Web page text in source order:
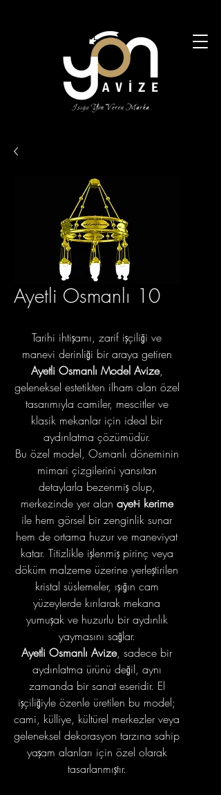
Ayetli Osmanlı 10
Tarihi ihtişamı, zarif işçiliği ve
manevi derinliği bir araya getiren
Ayetli Osmanlı Model Avize,
geleneksel estetikten ilham alan özel
tasarımıyla camiler, mescitler ve
klasik mekanlar için ideal bir
aydınlatma çözümüdür.
Bu özel model, Osmanlı döneminin
mimari çizgilerini yansıtan
detaylarla bezenmiş olup,
merkezinde yer alan ayet-i kerime
ile hem görsel bir zenginlik sunar
hem de ortama huzur ve maneviyat
katar. Titizlikle işlenmiş pirinç veya
döküm malzeme üzerine yerleştirilen
kristal süslemeler, ışığın cam
yüzeylerde kırılarak mekana
yumuşak ve huzurlu bir aydınlık
yaymasını sağlar.
Ayetli Osmanlı Avize, sadece bir
aydınlatma ürünü değil, aynı
zamanda bir sanat eseridir. El
işçiliğiyle özenle üretilen bu model;
cami, külliye, kültürel merkezler veya
geleneksel dekorasyon tarzına sahip
yaşam alanları için özel olarak
tasarlanmıştır.